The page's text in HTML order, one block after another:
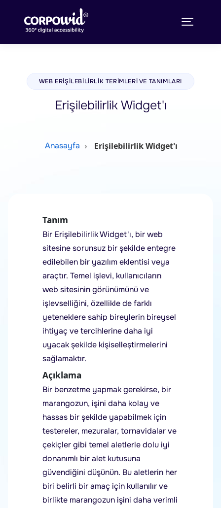
WEB ERIŞILEBILIRLIK TERIMLERI VE TANIMLARI
Erişilebilirlik Widget'ı
Anasayfa Erişilebilirlik Widget'ı
Tanım
Bir Erişilebilirlik Widget'ı, bir web
sitesine sorunsuz bir şekilde entegre
edilebilen bir yazılım eklentisi veya
araçtır. Temel işlevi, kullanıcıların
web sitesinin görünümünü ve
işlevselliğini, özellikle de farklı
yeteneklere sahip bireylerin bireysel
ihtiyaç ve tercihlerine daha iyi
uyacak şekilde kişiselleştirmelerini
sağlamaktır.
Açıklama
Bir benzetme yapmak gerekirse, bir
marangozun, işini daha kolay ve
hassas bir şekilde yapabilmek için
testereler, mezuralar, tornavidalar ve
çekiçler gibi temel aletlerle dolu iyi
donanımlı bir alet kutusuna
güvendiğini düşünün. Bu aletlerin her
biri belirli bir amaç için kullanılır ve
birlikte marangozun işini daha verimli